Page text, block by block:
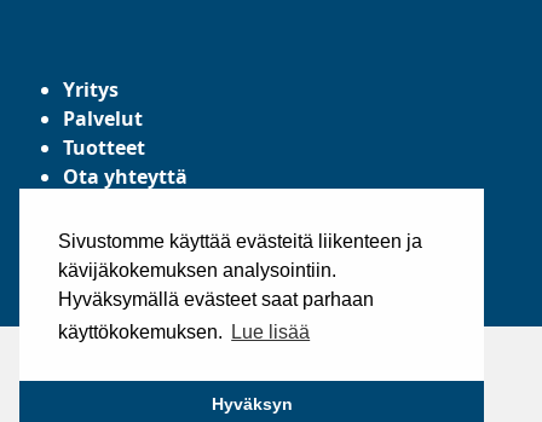
Sivustomme käyttää evästeitä liikenteen ja
kävijäkokemuksen analysointiin.
Hyväksymällä evästeet saat parhaan
käyttökokemuksen.
Lue lisää
Hyväksyn
Yritys
Palvelut
Tuotteet
Ota yhteyttä
Yleiset toimitusehdot